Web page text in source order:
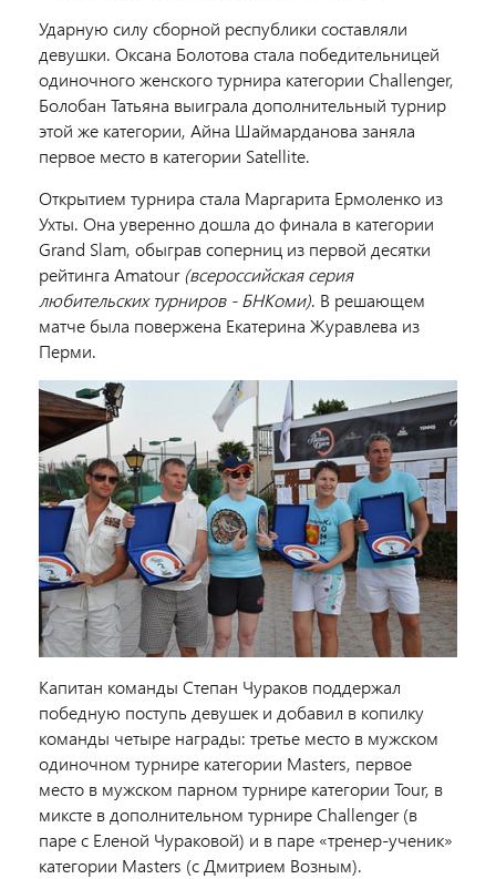
Ударную силу сборной республики составляли
девушки. Оксана Болотова стала победительницей
одиночного женского турнира категории Challenger,
Болобан Татьяна выиграла дополнительный турнир
этой же категории, Айна Шаймарданова заняла
первое место в категории Satellite.
Открытием турнира стала Маргарита Ермоленко из
Ухты. Она уверенно дошла до финала в категории
Grand Slam, обыграв соперниц из первой десятки
рейтинга Amatour(всероссийская серия
любительских турниров - БНКоми). В решающем
матче была повержена Екатерина Журавлева из
Перми.
Капитан команды Степан Чураков поддержал
победную поступь девушек и добавил в копилку
команды четыре награды: третье место в мужском
одиночном турнире категории Masters, первое
место в мужском парном турнире категории Tour, в
миксте в дополнительном турнире Challenger (в
паре с Еленой Чураковой) и в паре «тренер-ученик»
категории Masters (с Дмитрием Возным).